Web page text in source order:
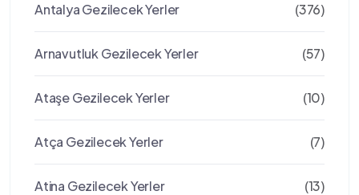
Antalya Gezilecek Yerler (376)
Arnavutluk Gezilecek Yerler (57)
Ataşe Gezilecek Yerler (10)
Atça Gezilecek Yerler (7)
Atina Gezilecek Yerler (13)